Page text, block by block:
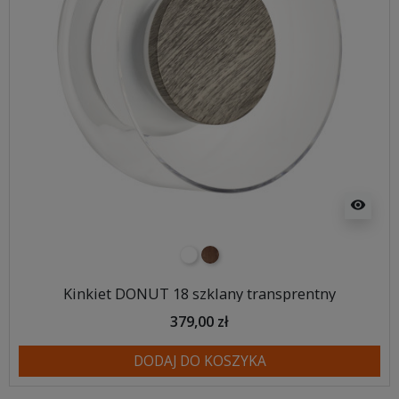
visibility
białyorzech
Kinkiet DONUT 18 szklany transprentny
379,00 zł
DODAJ DO KOSZYKA